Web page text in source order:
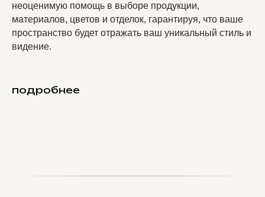
неоценимую помощь в выборе продукции,
материалов, цветов и отделок, гарантируя, что ваше
пространство будет отражать ваш уникальный стиль и
видение.
подробнее